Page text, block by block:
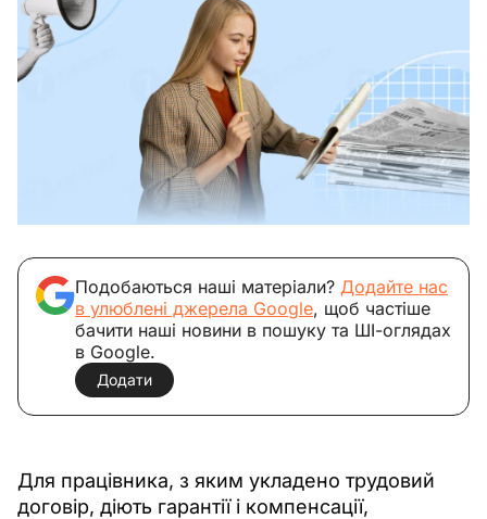
Подобаються наші матеріали? Додайте нас
в улюблені джерела Google, щоб частіше
бачити наші новини в пошуку та ШІ-оглядах
в Google.
Додати
Для працівника, з яким укладено трудовий
договір, діють гарантії і компенсації,